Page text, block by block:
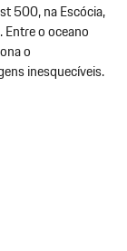
500, na Escócia,
o oceano
o
inesquecíveis.